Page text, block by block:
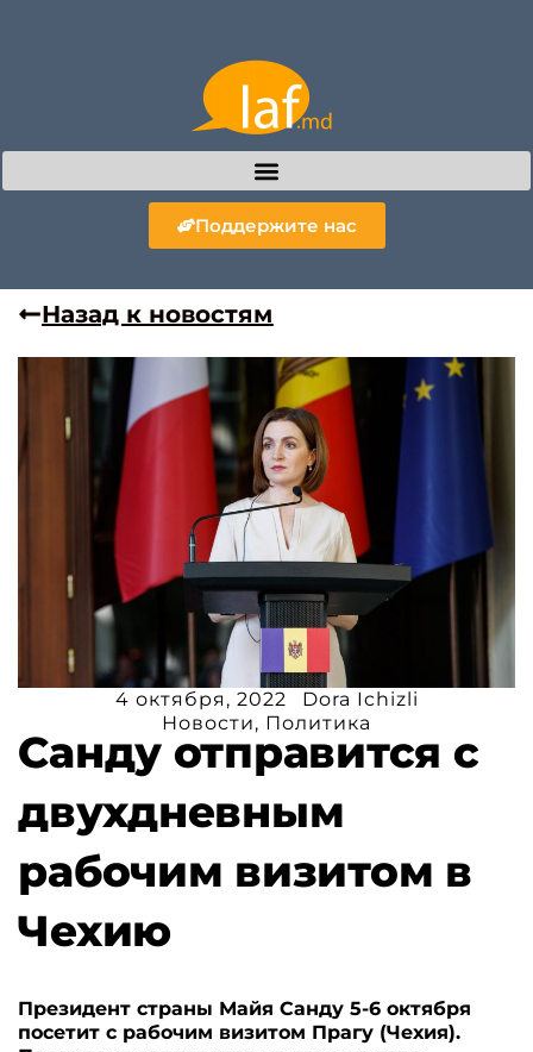
Поддержите нас
Назад к новостям
4 октября, 2022
Dora Ichizli
Новости, Политика
Санду отправится с
двухдневным
рабочим визитом в
Чехию
Президент страны Майя Санду 5-6 октября
посетит с рабочим визитом Прагу (Чехия).